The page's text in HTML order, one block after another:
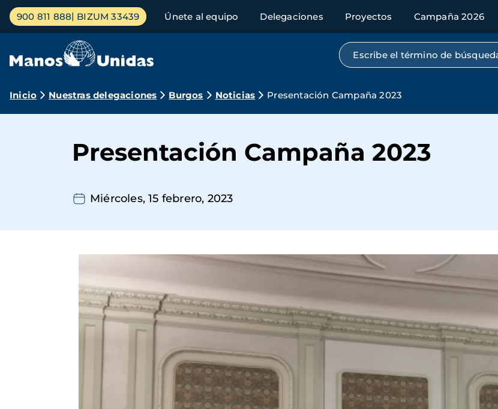
Pasar
contenido
Menú
principal
900 811 888 BIZUM 33439 Únete al equipo Delegaciones Proyectos Campaña 2026
Búsqueda por texto completo
Ruta
navegación
Inicio Nuestras delegaciones Burgos Noticias Presentación Campaña 2023
Presentación Campaña 2023
Miércoles, 15 febrero, 2023